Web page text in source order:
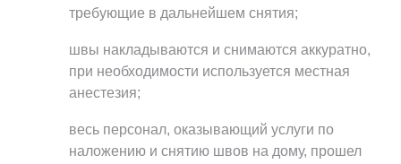
требующие в дальнейшем снятия;
швы накладываются и снимаются аккуратно,
при необходимости используется местная
анестезия;
весь персонал, оказывающий услуги по
наложению и снятию швов на дому, прошел